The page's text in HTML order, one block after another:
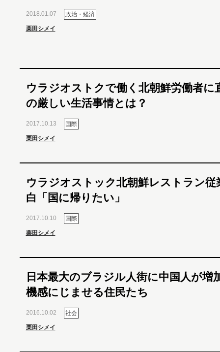
2018.01.07 政治・経済
栗田シメイ
ウラジオストクで働く北朝鮮労働者
の厳しい生活事情とは？
2017.10.13 国際
栗田シメイ
ウラジオストック北朝鮮レストラン従
白「国に帰りたい」
2017.10.10 国際
栗田シメイ
日本最大のブラジル人街に中国人が増
機感にじませる住民たち
2016.10.02 社会
栗田シメイ